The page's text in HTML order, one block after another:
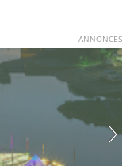
ANNONCES